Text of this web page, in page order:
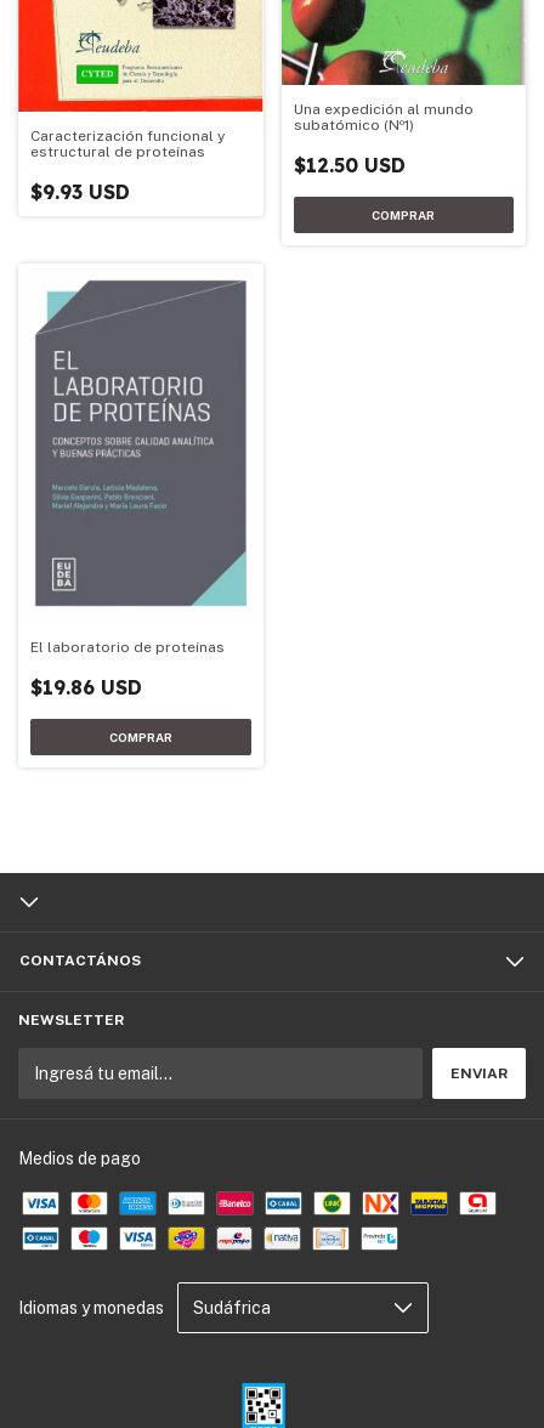
Caracterización funcional y
estructural de proteínas
$9.93 USD
Una expedición al mundo
subatómico (Nº1)
$12.50 USD
El laboratorio de proteínas
$19.86 USD
CONTACTÁNOS
NEWSLETTER
Medios de pago
Idiomas y monedas